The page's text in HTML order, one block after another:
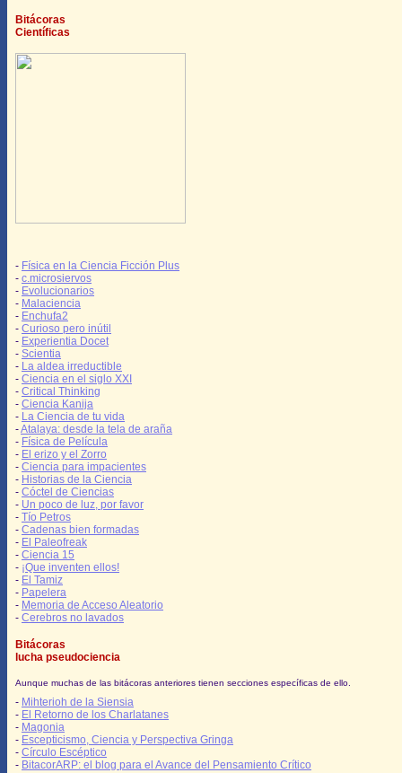
Bitácoras
Científicas
- Física en la Ciencia Ficción Plus
- c.microsiervos
- Evolucionarios
- Malaciencia
- Enchufa2
- Curioso pero inútil
- Experientia Docet
- Scientia
- La aldea irreductible
- Ciencia en el siglo XXI
- Critical Thinking
- Ciencia Kanija
- La Ciencia de tu vida
-Atalaya: desde la tela de araña
- Física de Película
- El erizo y el Zorro
- Ciencia para impacientes
- Historias de la Ciencia
- Cóctel de Ciencias
- Un poco de luz, por favor
- Tío Petros
- Cadenas bien formadas
- El Paleofreak
- Ciencia 15
- ¡Que inventen ellos!
- El Tamiz
- Papelera
- Memoria de Acceso Aleatorio
- Cerebros no lavados
Bitácoras
lucha pseudociencia
Aunque muchas de las bitácoras anteriores tienen secciones específicas de ello.
- Mihterioh de la Siensia
- El Retorno de los Charlatanes
- Magonia
- Escepticismo, Ciencia y Perspectiva Gringa
- Círculo Escéptico
- BitacorARP: el blog para el Avance del Pensamiento Crítico